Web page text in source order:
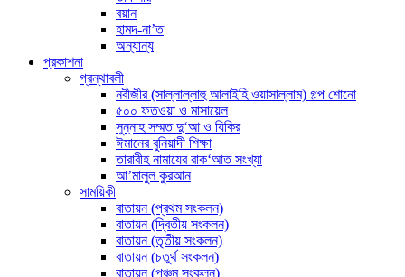
বয়ান
হামদ-না’ত
অন্যান্য
প্রকাশনা
গ্রন্থাবলী
নবীজীর (সাল্লাল্লাহু আলাইহি ওয়াসাল্লাম) গল্প শোনো
৫০০ ফতওয়া ও মাসায়েল
সুন্নাহ সম্মত দু‘আ ও যিকির
ঈমানের বুনিয়াদী শিক্ষা
তারাবীহ নামাযের রাক‘আত সংখ্যা
আ’মালুল কুরআন
সাময়িকী
বাতায়ন (প্রথম সংকলন)
বাতায়ন (দ্বিতীয় সংকলন)
বাতায়ন (তৃতীয় সংকলন)
বাতায়ন (চতুর্থ সংকলন)
বাতায়ন (পঞ্চম সংকলন)